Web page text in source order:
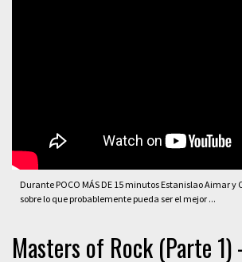
Durante POCO MÁS DE 15 minutos Estanislao Aimar y
sobre lo que probablemente pueda ser el mejor ...
Masters of Rock (Parte 1)